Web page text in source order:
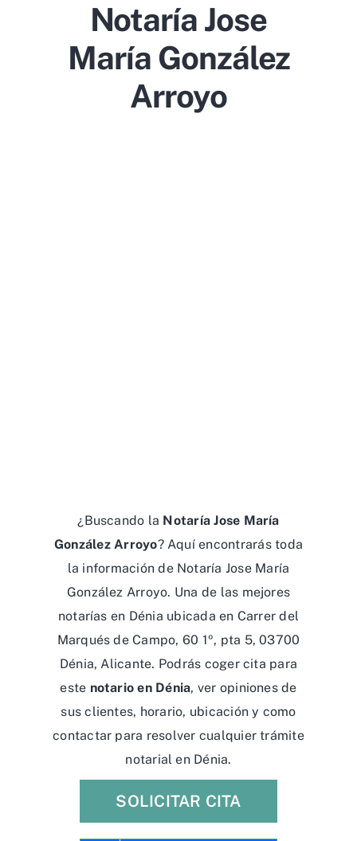
Notaría Jose
María González
Arroyo
¿Buscando la Notaría Jose María
González Arroyo? Aquí encontrarás toda
la información de Notaría Jose María
González Arroyo. Una de las mejores
notarías en Dénia ubicada en Carrer del
Marqués de Campo, 60 1º, pta 5, 03700
Dénia, Alicante. Podrás coger cita para
este notario en Dénia, ver opiniones de
sus clientes, horario, ubicación y como
contactar para resolver cualquier trámite
notarial en Dénia.
SOLICITAR CITA